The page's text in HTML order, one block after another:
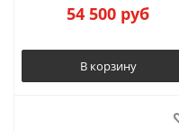
54 500 руб
В корзину